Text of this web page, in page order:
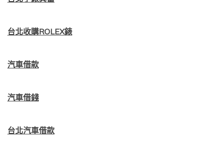
台北收購ROLEX錶
汽車借款
汽車借錢
台北汽車借款